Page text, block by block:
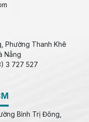
Phường Thanh Khê
Nẵng
3 727 527
Bình Trị Đông,